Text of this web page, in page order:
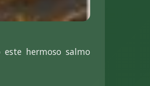
hermoso salmo